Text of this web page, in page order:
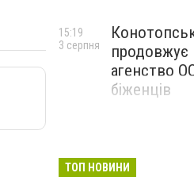
продовжує
агенство
біженців
15:19
3 серпня
ТОП НОВИНИ